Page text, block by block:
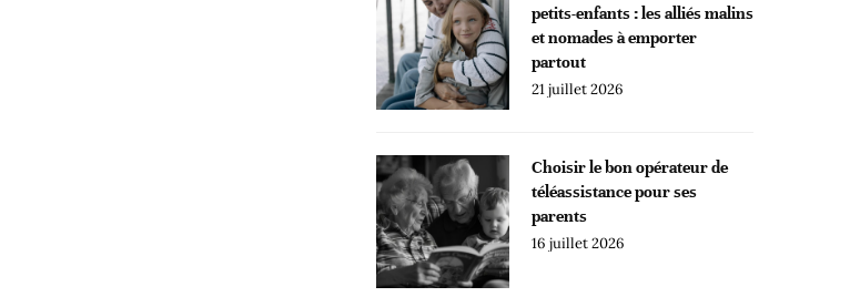
petits-enfants : les alliés malins
et nomades à emporter
partout
21 juillet 2026
Choisir le bon opérateur de
téléassistance pour ses
parents
16 juillet 2026